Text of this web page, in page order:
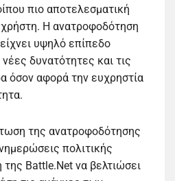
πιο αποτελεσματική
χρήστη. Η ανατροφοδότηση
υψηλό επίπεδο
δυνατότητες και τις
όσον αφορά την ευχρηστία
της ανατροφοδότησης
πολιτικής
της Battle.Net να βελτιώσει